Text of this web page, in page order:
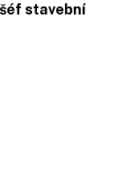
stavební